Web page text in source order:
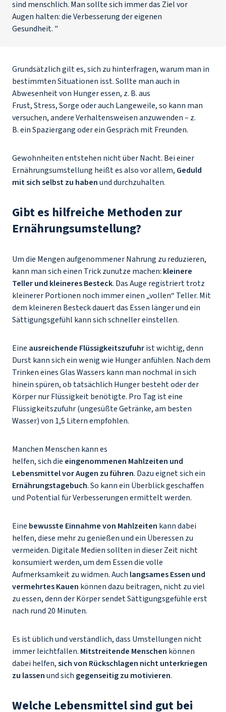
sind menschlich. Man sollte sich immer das Ziel vor
Augen halten: die Verbesserung der eigenen
Gesundheit. "
Grundsätzlich gilt es, sich zu hinterfragen, warum man in
bestimmten Situationen isst. Sollte man auch in
Abwesenheit von Hunger essen, z. B. aus
Frust, Stress, Sorge oder auch Langeweile, so kann man
versuchen, andere Verhaltensweisen anzuwenden – z.
B. ein Spaziergang oder ein Gespräch mit Freunden.
Gewohnheiten entstehen nicht über Nacht. Bei einer
Ernährungsumstellung heißt es also vor allem, Geduld
mit sich selbst zu habenund durchzuhalten.
Gibt es hilfreiche Methoden zur
Ernährungsumstellung?
Um die Mengen aufgenommener Nahrung zu reduzieren,
kann man sich einen Trick zunutze machen: kleinere
Teller und kleineres Besteck. Das Auge registriert trotz
kleinerer Portionen noch immer einen „vollen“ Teller. Mit
dem kleineren Besteck dauert das Essen länger und ein
Sättigungsgefühl kann sich schneller einstellen.
Eine ausreichende Flüssigkeitszufuhrist wichtig, denn
Durst kann sich ein wenig wie Hunger anfühlen. Nach dem
Trinken eines Glas Wassers kann man nochmal in sich
hinein spüren, ob tatsächlich Hunger besteht oder der
Körper nur Flüssigkeit benötigte. Pro Tag ist eine
Flüssigkeitszufuhr (ungesüßte Getränke, am besten
Wasser) von 1,5 Litern empfohlen.
Manchen Menschen kann es
helfen, sich die eingenommenen Mahlzeiten und
Lebensmittel vor Augen zu führen. Dazu eignet sich ein
Ernährungstagebuch. So kann ein Überblick geschaffen
und Potential für Verbesserungen ermittelt werden.
Eine bewusste Einnahme von Mahlzeiten kann dabei
helfen, diese mehr zu genießen und ein Überessen zu
vermeiden. Digitale Medien sollten in dieser Zeit nicht
konsumiert werden, um dem Essen die volle
Aufmerksamkeit zu widmen. Auch langsames Essen und
vermehrtes Kauen können dazu beitragen, nicht zu viel
zu essen, denn der Körper sendet Sättigungsgefühle erst
nach rund 20 Minuten.
Es ist üblich und verständlich, dass Umstellungen nicht
immer leichtfallen. Mitstreitende Menschen können
dabei helfen,sich von Rückschlagen nicht unterkriegen
zu lassenund sich gegenseitig zu motivieren.
Welche Lebensmittel sind gut bei